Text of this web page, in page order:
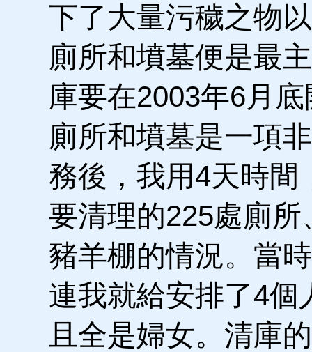
下了大量污穢之物
廁所和墳墓便是最
庫要在2003年6月
廁所和墳墓是一項
務後，我用4天時間
要清理的225處廁
豬羊棚的情況。當
連我就給安排了4個
且全是婦女。清庫